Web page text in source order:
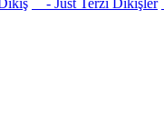
- Just Terzi Dikişler